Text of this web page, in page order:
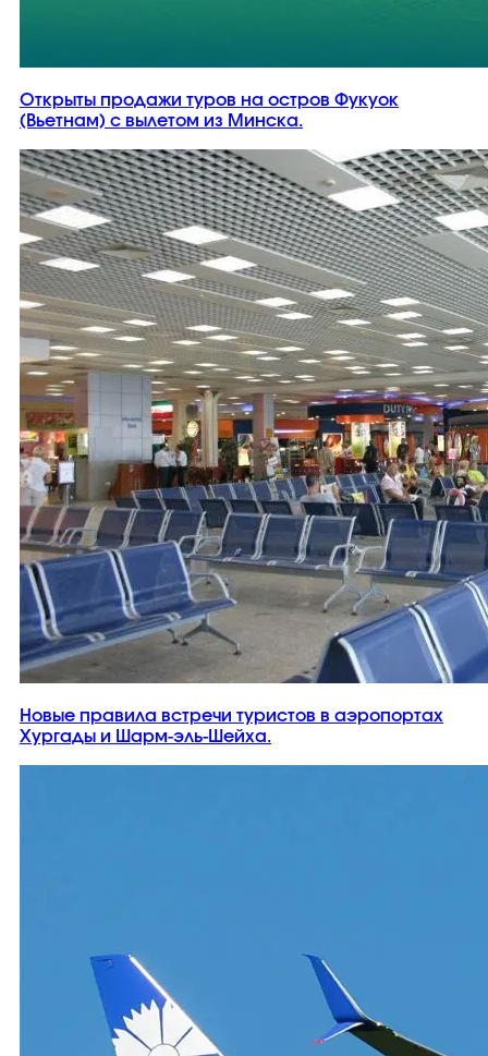
Открыты продажи туров на остров Фукуок
(Вьетнам) с вылетом из Минска.
Новые правила встречи туристов в аэропортах
Хургады и Шарм-эль-Шейха.